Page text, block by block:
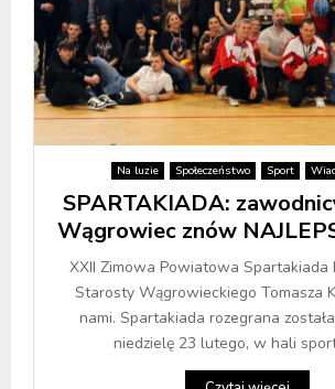
Na luzie Społeczeństwo Sport
SPARTAKIADA:
Wągrowiec znów
XXII Zimowa Powiatowa Spartakiada
Starosty Wągrowieckiego Tomasza
nami. Spartakiada rozegrana
niedzielę 23 lutego, w hali